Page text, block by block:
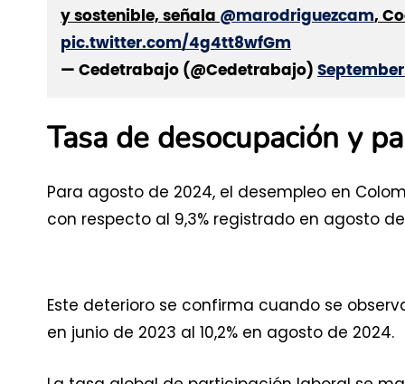
y sostenible, señala @marodriguezcam,
pic.twitter.com/4g4tt8wfGm
— Cedetrabajo (@Cedetrabajo) September
Tasa de desocupación y
Para agosto de 2024, el desempleo en
con respecto al 9,3% registrado en agosto
Este deterioro se confirma cuando se
en junio de 2023 al 10,2% en agosto de 2024.